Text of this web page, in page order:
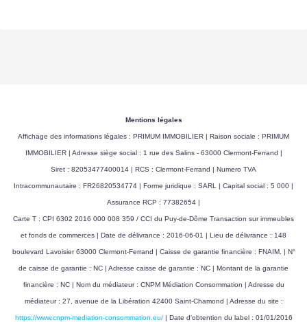
Mentions légales
Affichage des informations légales : PRIMUM IMMOBILIER | Raison sociale : PRIMUM
IMMOBILIER | Adresse siège social : 1 rue des Salins - 63000 Clermont-Ferrand |
Siret : 82053477400014 | RCS : Clermont-Ferrand | Numero TVA
Intracommunautaire : FR26820534774 | Forme juridique : SARL | Capital social : 5 000 |
Assurance RCP : 77382654 |
Carte T : CPI 6302 2016 000 008 359 / CCI du Puy-de-Dôme Transaction sur immeubles
et fonds de commerces | Date de délivrance : 2016-06-01 | Lieu de délivrance : 148
boulevard Lavoisier 63000 Clermont-Ferrand | Caisse de garantie financière : FNAIM. | N°
de caisse de garantie : NC | Adresse caisse de garantie : NC | Montant de la garantie
financière : NC | Nom du médiateur : CNPM Médiation Consommation | Adresse du
médiateur : 27, avenue de la Libération 42400 Saint-Chamond | Adresse du site :
https://www.cnpm-mediation-consommation.eu/| Date d'obtention du label : 01/01/2016